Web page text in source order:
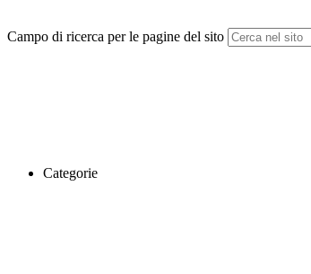
Campo di ricerca per le pagine del sito
Categorie